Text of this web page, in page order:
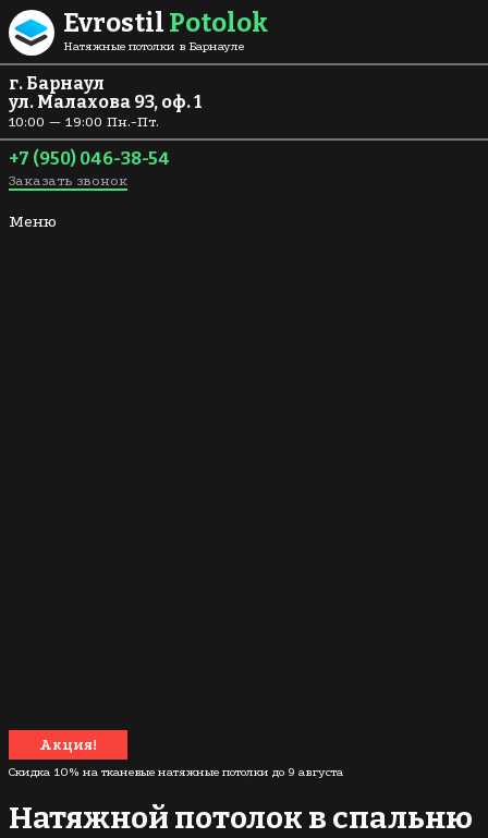
Перейти к содержанию
Evrostil Potolok
Натяжные потолки в Барнауле
г. Барнаул
ул. Малахова 93, оф. 1
10:00 — 19:00 Пн.-Пт.
+7 (950) 046-38-54
Заказать звонок
Меню
Акция!
Скидка 10% на тканевые натяжные потолки до 9 августа
Натяжной потолок в спальню